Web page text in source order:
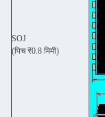
SOJ
(पिच ₹0.8 मिमी)